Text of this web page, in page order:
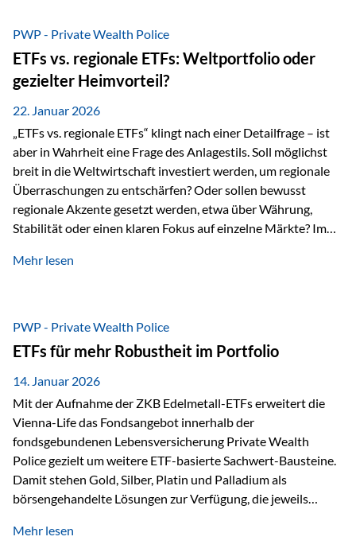
gerade dann, wenn Märkte nervös werden,…
PWP - Private Wealth Police
ETFs vs. regionale ETFs: Weltportfolio oder
gezielter Heimvorteil?
22. Januar 2026
„ETFs vs. regionale ETFs“ klingt nach einer Detailfrage – ist
aber in Wahrheit eine Frage des Anlagestils. Soll möglichst
breit in die Weltwirtschaft investiert werden, um regionale
Überraschungen zu entschärfen? Oder sollen bewusst
regionale Akzente gesetzt werden, etwa über Währung,
Stabilität oder einen klaren Fokus auf einzelne Märkte? Im
Wealth Police der Vienna-Life lassen sich beide Ansätze
Risikostreuung, Inflationsrobustheit und Stabilisierung. 1)
Die Philosophiefrage: breit oder bewusst? Global investieren
bedeutet: Das Portfolio bildet die Weltmärkte möglichst
breit ab, ohne die…
Mehr lesen
PWP - Private Wealth Police
ETFs für mehr Robustheit im Portfolio
14. Januar 2026
Mit der Aufnahme der ZKB Edelmetall-ETFs erweitert die
Vienna-Life das Fondsangebot innerhalb der
fondsgebundenen Lebensversicherung Private Wealth
Police gezielt um weitere ETF-basierte Sachwert-Bausteine.
Damit stehen Gold, Silber, Platin und Palladium als
börsengehandelte Lösungen zur Verfügung, die jeweils
dabei nicht auf einzelnen Marktmeinungen, sondern auf
Mehr lesen